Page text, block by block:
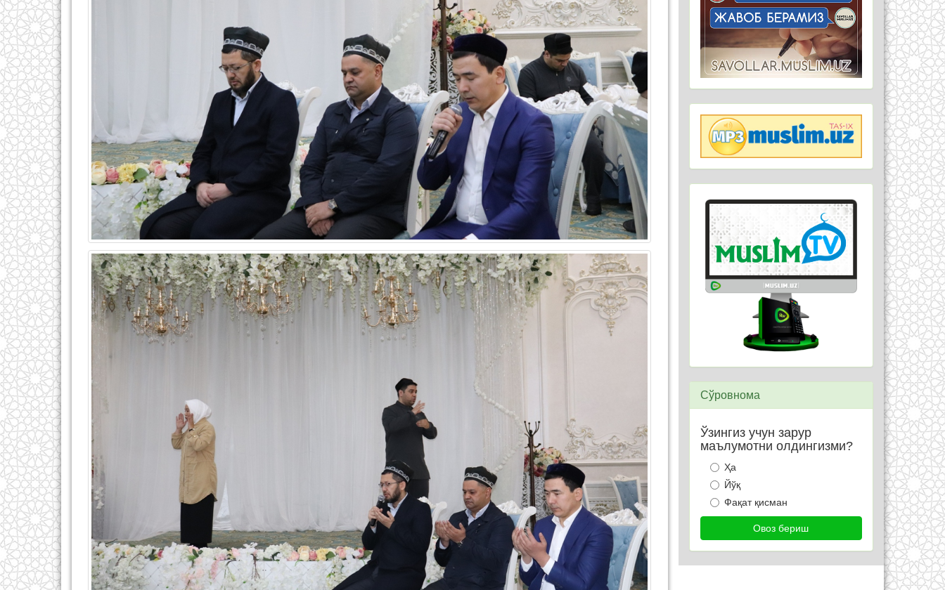
Сўровнома
Ўзингиз учун зарур
маълумотни олдингизми?
Ҳа
Йўқ
Фақат қисман